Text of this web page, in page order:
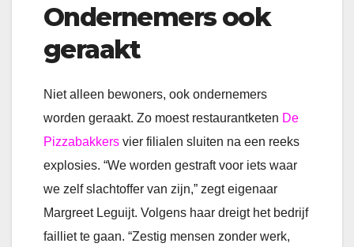
Ondernemers ook
geraakt
Niet alleen bewoners, ook ondernemers
worden geraakt. Zo moest restaurantketen De
Pizzabakkers vier filialen sluiten na een reeks
explosies. “We worden gestraft voor iets waar
we zelf slachtoffer van zijn,” zegt eigenaar
Margreet Leguijt. Volgens haar dreigt het bedrijf
failliet te gaan. “Zestig mensen zonder werk,